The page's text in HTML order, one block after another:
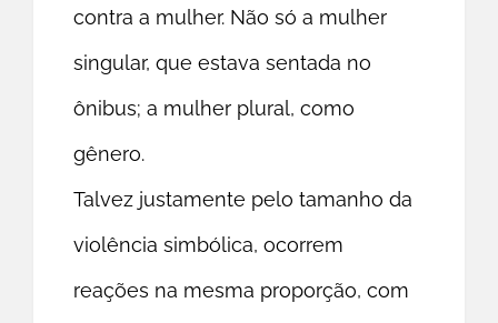
contra a mulher. Não só a mulher
singular, que estava sentada no
ônibus; a mulher plural, como
gênero.
Talvez justamente pelo tamanho da
violência simbólica, ocorrem
reações na mesma proporção, com